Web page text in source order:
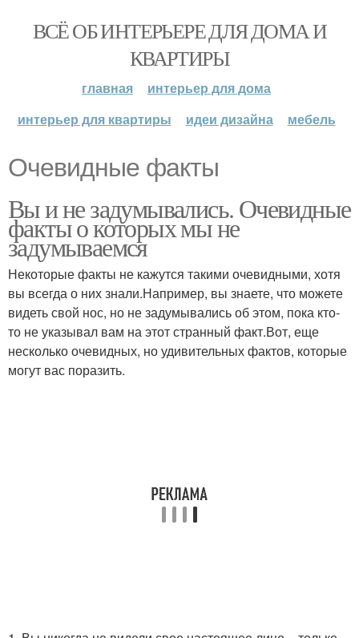
ВСЁ ОБ ИНТЕРЬЕРЕ ДЛЯ ДОМА И
КВАРТИРЫ
главная
интерьер для дома
интерьер для квартиры
идеи дизайна мебель
Очевидные факты
Вы и не задумывались. Очевидные
факты о которых мы не
задумываемся
Некоторые факты не кажутся такими очевидными, хотя
вы всегда о них знали.Например, вы знаете, что можете
видеть свой нос, но не задумывались об этом, пока кто-
то не указывал вам на этот странный факт.Вот, еще
несколько очевидных, но удивительных фактов, которые
могут вас поразить.